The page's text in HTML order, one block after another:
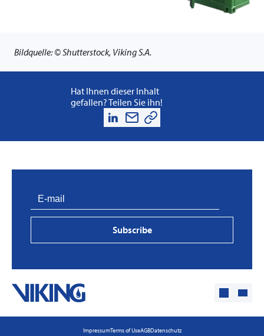
Bildquelle: © Shutterstock, Viking S.A.
Hat Ihnen dieser Inhalt
gefallen? Teilen Sie ihn!
Subscribe
ImpressumTerms of UseAGBDatenschutz